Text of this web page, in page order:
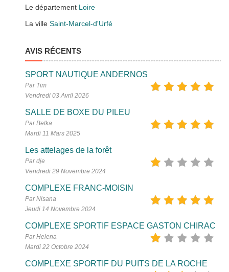
Le département Loire
La villeSaint-Marcel-d'Urfé
AVIS RÉCENTS
SPORT NAUTIQUE ANDERNOS
Par Tim
Vendredi 03 Avril 2026
SALLE DE BOXE DU PILEU
Par Belka
Mardi 11 Mars 2025
Les attelages de la forêt
Par dje
Vendredi 29 Novembre 2024
COMPLEXE FRANC-MOISIN
Par Nisana
Jeudi 14 Novembre 2024
COMPLEXE SPORTIF ESPACE GASTON CHIRAC
Par Helena
Mardi 22 Octobre 2024
COMPLEXE SPORTIF DU PUITS DE LA ROCHE